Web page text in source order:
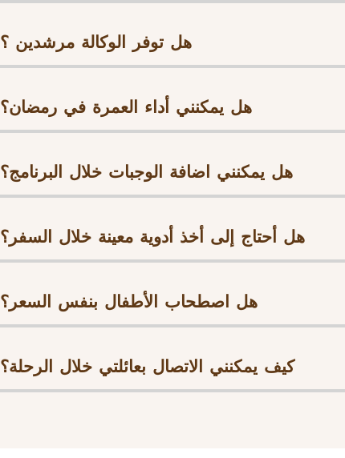
هل توفر الوكالة مرشدين ؟
هل يمكنني أداء العمرة في رمضان؟
هل يمكنني اضافة الوجبات خلال البرنامج؟
هل أحتاج إلى أخذ أدوية معينة خلال السفر؟
هل اصطحاب الأطفال بنفس السعر؟
كيف يمكنني الاتصال بعائلتي خلال الرحلة؟